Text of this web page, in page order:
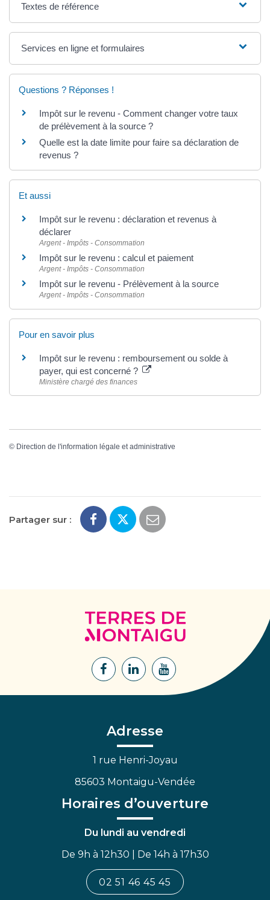
Textes de référence
Services en ligne et formulaires
Questions ? Réponses !
Impôt sur le revenu - Comment changer votre taux
de prélèvement à la source ?
Quelle est la date limite pour faire sa déclaration de
revenus ?
Et aussi
Impôt sur le revenu : déclaration et revenus à
déclarer
Argent - Impôts - Consommation
Impôt sur le revenu : calcul et paiement
Argent - Impôts - Consommation
Impôt sur le revenu - Prélèvement à la source
Argent - Impôts - Consommation
Pour en savoir plus
Impôt sur le revenu : remboursement ou solde à
payer, qui est concerné ?
Ministère chargé des finances
© Direction de l'information légale et administrative
Partager sur :
Terres
de
Lien
Facebook
Lien
Lien
Adresse
1 rue Henri-Joyau
85603 Montaigu-Vendée
Horaires d’ouverture
Du lundi au vendredi
De 9h à 12h30 | De 14h à 17h30
02 51 46 45 45